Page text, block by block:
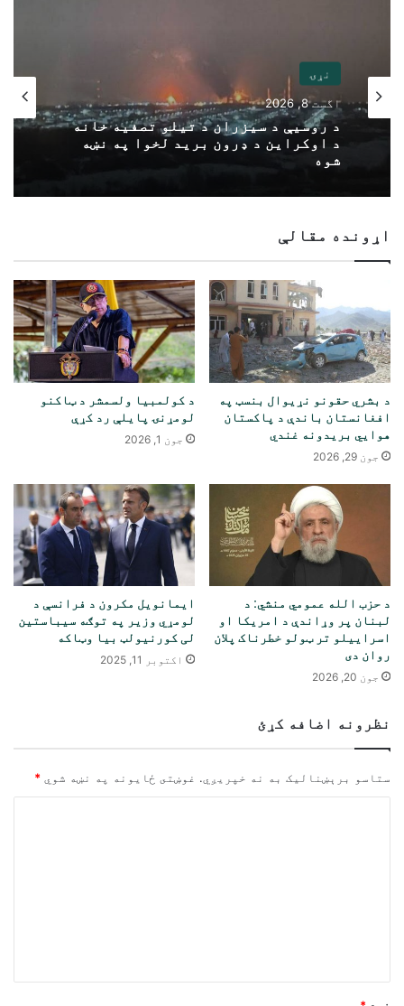
نړۍ
اگست 8, 2026
د روسیې د سیزران د تیلو تصفیه خانه
د اوکراین د ډرون برید لخوا په نښه
شوه
اړونده مقالې
د بشري حقونو نړیوال بنسټ په
افغانستان باندې د پاکستان
هوايي بریدونه غندي
جون 29, 2026
د کولمبیا ولسمشر د ټاکنو
لومړنۍ پایلې رد کړې
جون 1, 2026
د حزب الله عمومي منشي: د
لبنان پر وړاندې د امریکا او
اسراییلو تر ټولو خطرناک پلان
روان دی
جون 20, 2026
ایمانویل مکرون د فرانسې د
لومړي وزیر په توګه سیباستین
لی کورنیولټ بیا وټاکه
اکتوبر 11, 2025
نظرونه اضافه کړئ
ستاسو برېښناليک به نه خپريږي. غوښتى ځایونه په نښه شوي *